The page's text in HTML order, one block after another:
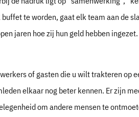
te worden, gaat elk team aan de
jaren hoe zij hun geld hebben
of gasten die u wilt trakteren op
elkaar nog beter kennen. Er zijn
om andere mensen te